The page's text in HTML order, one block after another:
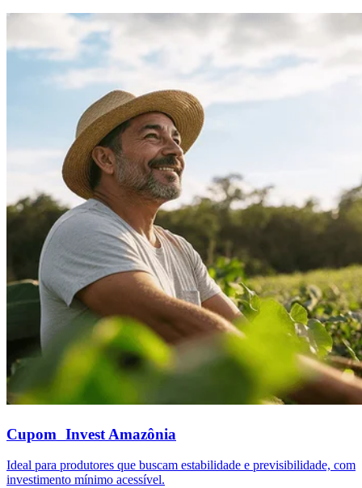
Cupom Invest Amazônia
Ideal para produtores que buscam estabilidade e previsibilidade, com
investimento mínimo acessível.